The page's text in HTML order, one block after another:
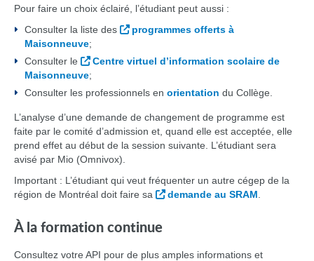
Pour faire un choix éclairé, l’étudiant peut aussi :
Consulter la liste des
programmes offerts à
Maisonneuve;
Consulter le
Centre virtuel d’information scolaire de
Maisonneuve;
Consulter les professionnels en orientation du Collège.
L’analyse d’une demande de changement de programme est
faite par le comité d’admission et, quand elle est acceptée, elle
prend effet au début de la session suivante. L’étudiant sera
avisé par Mio (Omnivox).
Important : L’étudiant qui veut fréquenter un autre cégep de la
région de Montréal doit faire sa
demande au SRAM
À la formation continue
Consultez votre API pour de plus amples informations et